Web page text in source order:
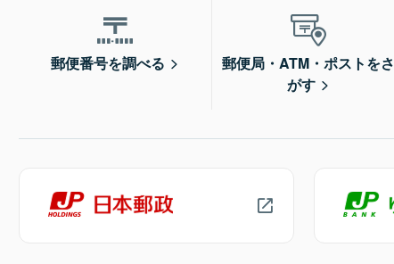
郵便番号を調べる
郵便局・ATM・ポストをさ
がす